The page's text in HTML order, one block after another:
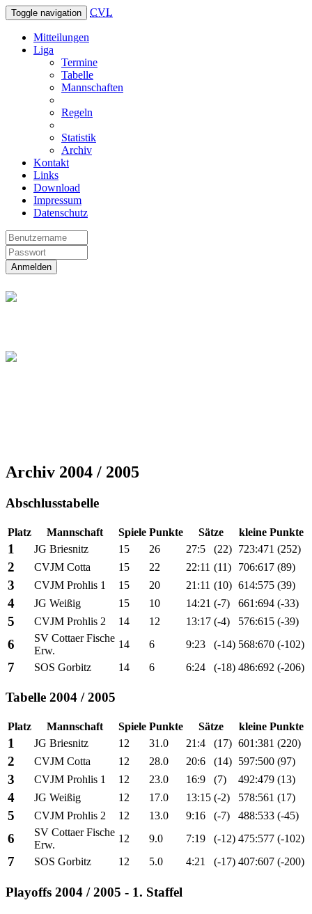
Toggle navigation CVL
Mitteilungen
Liga
Termine
Tabelle
Mannschaften
Regeln
Statistik
Archiv
Kontakt
Links
Download
Impressum
Datenschutz
Anmelden
Archiv 2004 / 2005
Abschlusstabelle
Platz Mannschaft Spiele Punkte Sätze kleine Punkte
1 JG Briesnitz 15 26 27:5 (22) 723:471 (252)
2 CVJM Cotta 15 22 22:11 (11) 706:617 (89)
3 CVJM Prohlis 1 15 20 21:11 (10) 614:575 (39)
4 JG Weißig 15 10 14:21 (-7) 661:694 (-33)
5 CVJM Prohlis 2 14 12 13:17 (-4) 576:615 (-39)
6
SV Cottaer Fische
Erw.
14 6 9:23 (-14) 568:670 (-102)
7 SOS Gorbitz 14 6 6:24 (-18) 486:692 (-206)
Tabelle 2004 / 2005
Platz Mannschaft Spiele Punkte Sätze kleine Punkte
1 JG Briesnitz 12 31.0 21:4 (17) 601:381 (220)
2 CVJM Cotta 12 28.0 20:6 (14) 597:500 (97)
3 CVJM Prohlis 1 12 23.0 16:9 (7) 492:479 (13)
4 JG Weißig 12 17.0 13:15 (-2) 578:561 (17)
5 CVJM Prohlis 2 12 13.0 9:16 (-7) 488:533 (-45)
6
SV Cottaer Fische
Erw.
12 9.0 7:19 (-12) 475:577 (-102)
7 SOS Gorbitz 12 5.0 4:21 (-17) 407:607 (-200)
Playoffs 2004 / 2005 - 1. Staffel